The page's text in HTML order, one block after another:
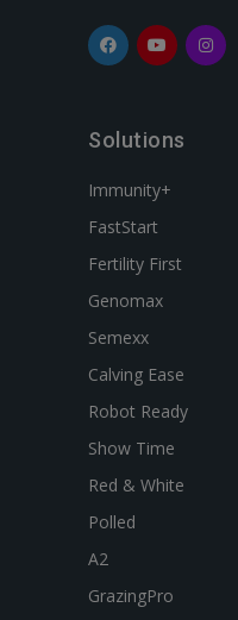
Solutions
Immunity+
FastStart
Fertility First
Genomax
Semexx
Calving Ease
Robot Ready
Show Time
Red & White
Polled
A2
GrazingPro